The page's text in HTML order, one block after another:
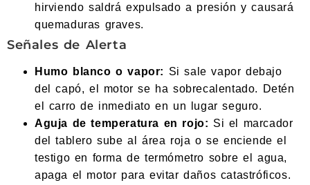
hirviendo saldrá expulsado a presión y causará
quemaduras graves.
Señales de Alerta
Humo blanco o vapor: Si sale vapor debajo
del capó, el motor se ha sobrecalentado. Detén
el carro de inmediato en un lugar seguro.
Aguja de temperatura en rojo: Si el marcador
del tablero sube al área roja o se enciende el
testigo en forma de termómetro sobre el agua,
apaga el motor para evitar daños catastróficos.